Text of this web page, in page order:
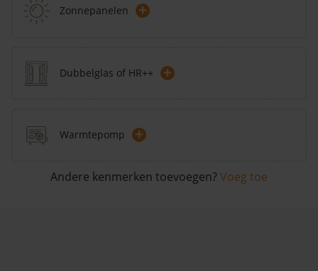
Zonnepanelen +
Dubbelglas of HR++ +
Warmtepomp +
Andere kenmerken toevoegen? Voeg toe